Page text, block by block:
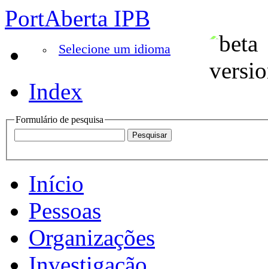
PortAberta IPB
Selecione um idioma
Index
Formulário de pesquisa
Início
Pessoas
Organizações